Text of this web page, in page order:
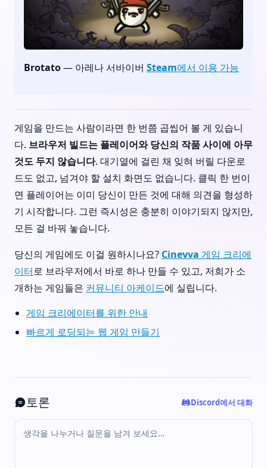
Brotato— 아레나 서바이버 Steam에서 이용 가능
게임을 만드는 사람이라면 한 번쯤 곱씹어 볼 게 있습니
다. 브라우저 빌드는 플레이어와 당신의 작품 사이에 아무
것도 두지 않습니다. 대기열에 걸린 채 잊혀 버릴 다운로
드도 없고, 넘겨야 할 설치 화면도 없습니다. 클릭 한 번이
면 플레이어는 이미 당신이 만든 것에 대해 의견을 형성하
기 시작합니다. 그런 즉시성은 충분히 이야기되지 않지만,
모든 걸 바꿔 놓습니다.
당신의 게임에도 이걸 원하시나요? Cinevva 게임 크리에
이터로 브라우저에서 바로 하나 만들 수 있고, 저희가 소
개하는 게임들은 커뮤니티 아케이드에 실립니다.
게임 크리에이터를 위한 안내
빠르게 로딩되는 웹 게임 만들기
토론 Discord에서 대화